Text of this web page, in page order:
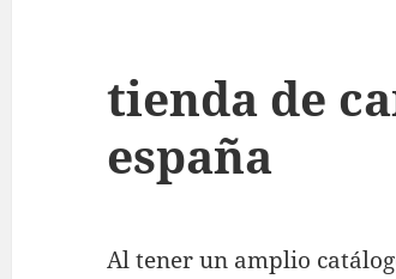
tienda de
españa
Al tener un amplio